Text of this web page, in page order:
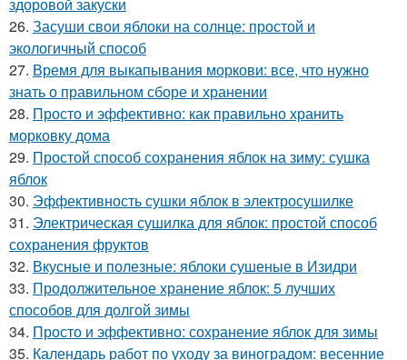
26. Засуши свои яблоки на солнце: простой и
экологичный способ
27. Время для выкапывания моркови: все, что нужно
знать о правильном сборе и хранении
28. Просто и эффективно: как правильно хранить
морковку дома
29. Простой способ сохранения яблок на зиму: сушка
яблок
30. Эффективность сушки яблок в электросушилке
31. Электрическая сушилка для яблок: простой способ
сохранения фруктов
32. Вкусные и полезные: яблоки сушеные в Изидри
33. Продолжительное хранение яблок: 5 лучших
способов для долгой зимы
34. Просто и эффективно: сохранение яблок для зимы
35. Календарь работ по уходу за виноградом: весенние